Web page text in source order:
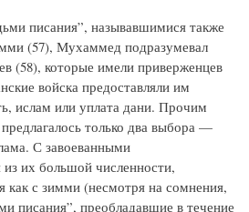
писания”, называвшимися также
(57), Мухаммед подразумевал
(58), которые имели приверженцев
войска предоставляли им
ислам или уплата дани. Прочим
только два выбора —
С завоеванными
их большой численности,
как с зимми (несмотря на сомнения,
писания”, преобладавшие в течение